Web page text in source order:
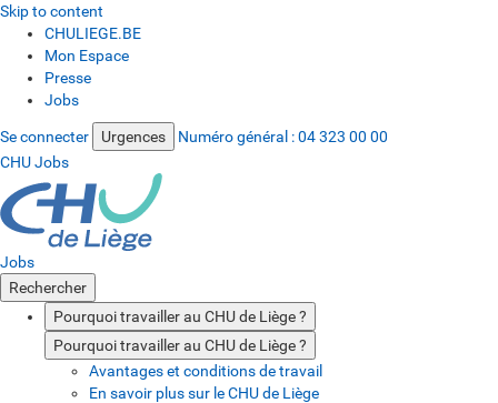
Skip to content
CHULIEGE.BE
Mon Espace
Presse
Jobs
Se connecter Urgences Numéro général :04 323 00 00
CHU Jobs
Jobs
Rechercher
Pourquoi travailler au CHU de Liège ?
Pourquoi travailler au CHU de Liège ?
Avantages et conditions de travail
En savoir plus sur le CHU de Liège